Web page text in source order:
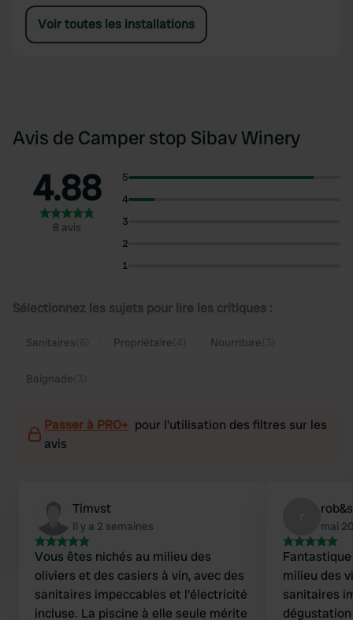
Voir toutes les installations
Avis de Camper stop Sibav Winery
4.88
8 avis
5
4
3
2
1
Sélectionnez les sujets pour lire les critiques :
Sanitaires Propriétaire Nourriture
Baignade
Passer à PRO+ pour l'utilisation des filtres sur les
avis
Timvst
Il y a 2 semaines
Vous êtes nichés au milieu des
oliviers et des casiers à vin, avec des
sanitaires impeccables et l'électricité
incluse. La piscine à elle seule mérite
mai
milieu des
sanitaires